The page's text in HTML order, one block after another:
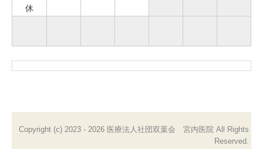
休
Copyright (c) 2023 - 2026 医療法人社団双葉会 宮内医院 All Rights
Reserved.